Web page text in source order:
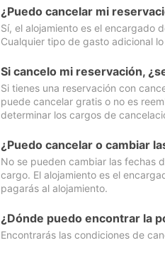
¿Puedo cancelar mi
Sí, el alojamiento es el encargado
Cualquier tipo de gasto adicional
Si cancelo mi reservación,
Si tienes una reservación con
puede cancelar gratis o no es
determinar los cargos de
¿Puedo cancelar o cambiar
No se pueden cambiar las fechas
cargo. El alojamiento es el
pagarás al alojamiento.
¿Dónde puedo encontrar la
Encontrarás las condiciones de